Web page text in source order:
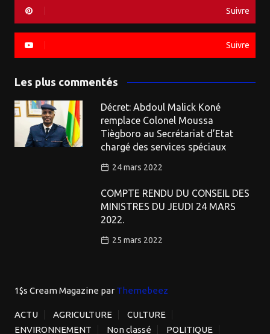
Suivre
Suivre
Les plus commentés
Décret: Abdoul Malick Koné
remplace Colonel Moussa
Tiègboro au Secrétariat d’Etat
chargé des services spéciaux
24 mars 2022
COMPTE RENDU DU CONSEIL DES
MINISTRES DU JEUDI 24 MARS
2022.
25 mars 2022
1$s Cream Magazine par Themebeez
ACTU AGRICULTURE
CULTURE
ENVIRONNEMENT
Non classé POLITIQUE